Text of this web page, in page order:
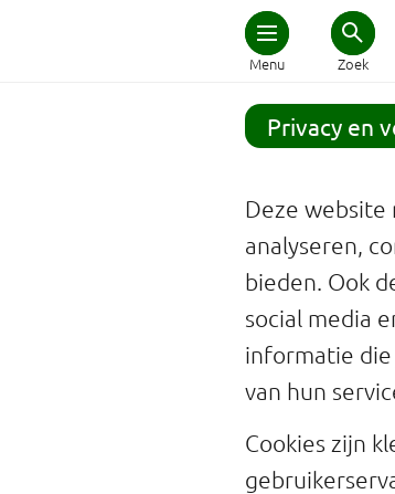
Menu Zoek
Home
Schijf van
Afvallen
Zwanger
Duurzaam
Veilig eten
Privacy en
Deze website
analyseren,
bieden. Ook
social media
informatie die
van hun
Cookies zijn